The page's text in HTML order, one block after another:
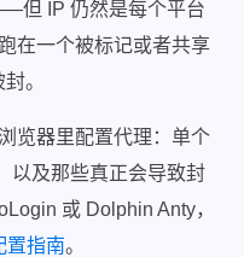
但 IP 仍然是每个平台
在一个被标记或者共享
。
览器里配置代理：单个
以及那些真正会导致封
或 Dolphin Anty，
置指南。